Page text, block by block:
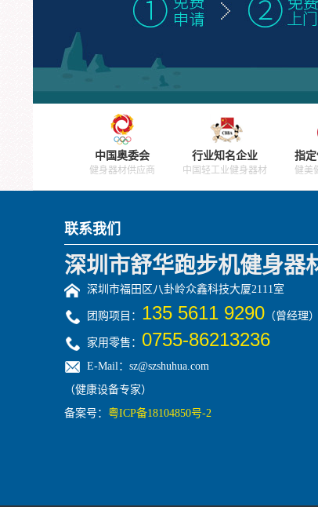
中国奥委会
健身器材供应商
行业知名企业
中国轻工业健身器材
指
健美
联系我们
深圳市舒华跑步机健身器
深圳市福田区八卦岭众鑫科技大厦2111室
团购项目： 135 5611 9290 （曾经理）
家用零售： 0755-86213236
E-Mail：sz@szshuhua.com
（健康设备专家）
备案号： 粤ICP备18104850号-2